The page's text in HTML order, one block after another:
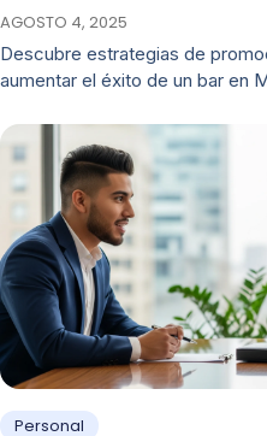
AGOSTO 4, 2025
Descubre estrategias de
aumentar el éxito de un bar en
Personal